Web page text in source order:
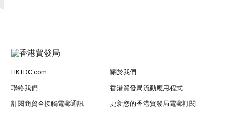
HKTDC.com 關於我們
聯絡我們 香港貿發局流動應用程式
訂閱商貿全接觸電郵通訊 更新您的香港貿發局電郵訂閱